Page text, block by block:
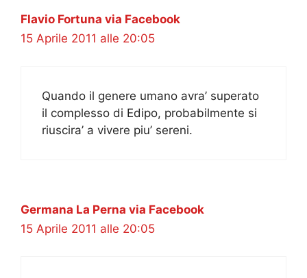
Flavio Fortuna via Facebook
15 Aprile 2011 alle 20:05
Quando il genere umano avra’ superato
il complesso di Edipo, probabilmente si
riuscira’ a vivere piu’ sereni.
Germana La Perna via Facebook
15 Aprile 2011 alle 20:05